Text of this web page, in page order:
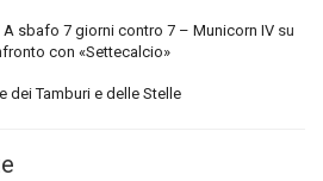
sbafo 7 giorni contro 7 – Municorn IV su
con «Settecalcio»
dei Tamburi e delle Stelle